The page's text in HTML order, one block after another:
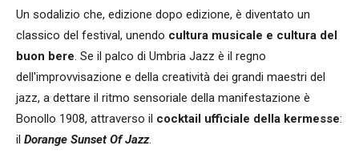
Un sodalizio che, edizione dopo edizione, è diventato un
classico del festival, unendo cultura musicale e cultura del
buon bere. Se il palco di Umbria Jazz è il regno
dell'improvvisazione e della creatività dei grandi maestri del
jazz, a dettare il ritmo sensoriale della manifestazione è
Bonollo 1908, attraverso il cocktail ufficiale della kermesse:
il Dorange Sunset Of Jazz.